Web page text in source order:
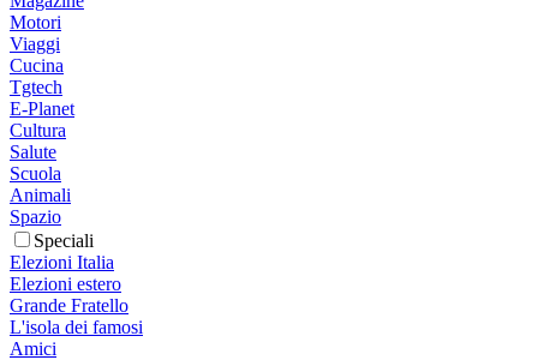
Motori
Viaggi
Cucina
Tgtech
E-Planet
Cultura
Salute
Scuola
Animali
Spazio
Speciali
Elezioni Italia
Elezioni estero
Grande Fratello
L'isola dei famosi
Amici